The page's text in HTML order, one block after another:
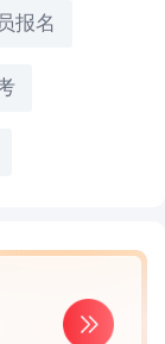
报名